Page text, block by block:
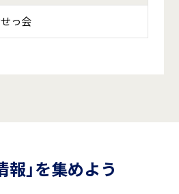
っ会
報」を集めよう